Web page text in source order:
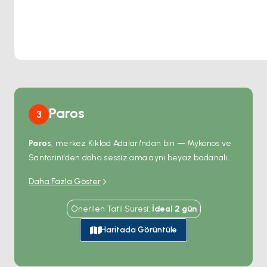
3 Paros
Paros, merkez Kiklad Adaları'ndan biri — Mykonos ve
Santorini'den daha sessiz ama aynı beyaz badanalı
liman kasabası Venedik döneminden kalma taş bir
mendireği, masaları doğrudan rıhtımda olan bir balık
meyhanesi sırasını ve zincirdeki en güzel gün
batımlarından birini barındırıyor. Köyün güneyinde
Kolymbithresplajı rüzgâr ve suyla şekillendirilmiş
Daha Fazla Göster
Önerilen Tatil Süresi: İdeal 2 gün
Haritada Görüntüle